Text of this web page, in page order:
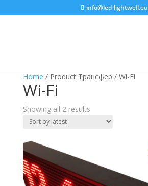
info@led-lightwell.eu
Home / Product Трансфер / Wi-Fi
Wi-Fi
Showing all 2 results